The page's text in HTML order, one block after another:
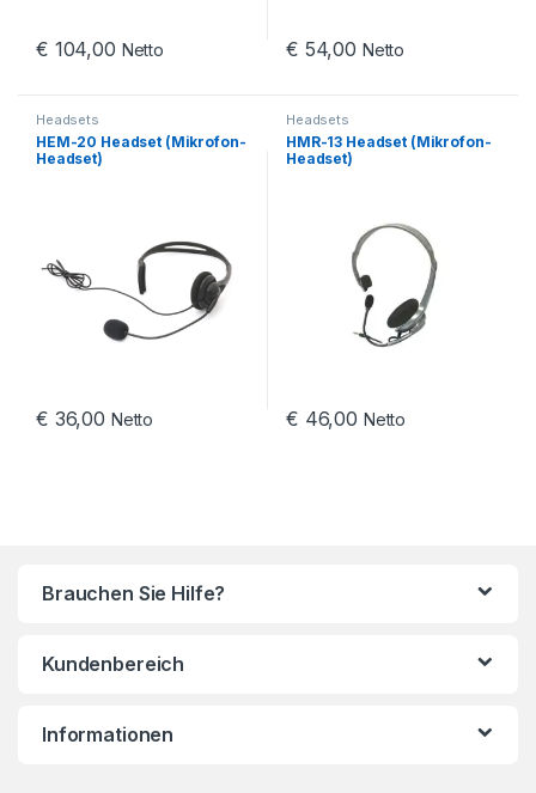
€ 104,00 Netto € 54,00 Netto
Headsets
HEM-20 Headset (Mikrofon-
Headset)
€ 36,00 Netto
Headsets
HMR-13 Headset (Mikrofon-
Headset)
€ 46,00 Netto
Brauchen Sie Hilfe?
Kundenbereich
Informationen